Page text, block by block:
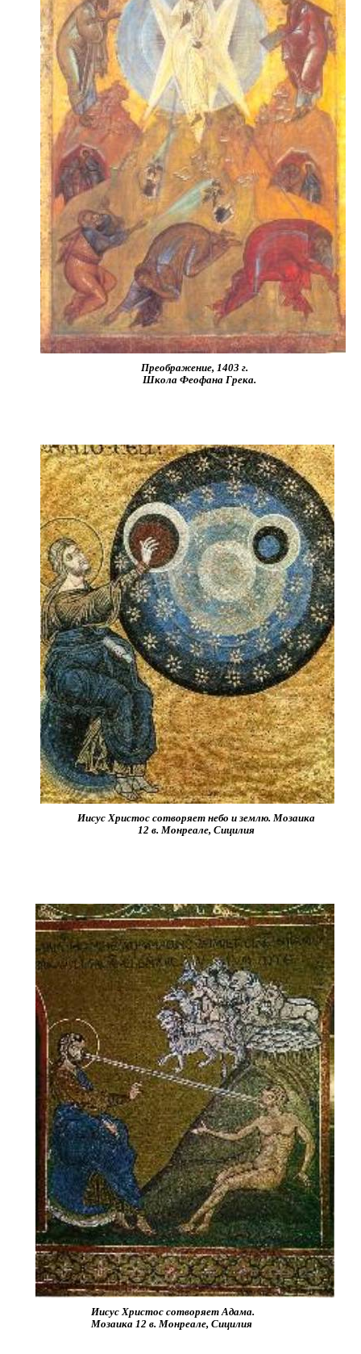
Преображение, 1403 г.
Школа Феофана Грека.
Иисус Христос сотворяет небо и землю. Мозаика
12 в. Монреале, Сицилия
Иисус Христос сотворяет Адама.
Мозаика 12 в. Монреале, Сицилия